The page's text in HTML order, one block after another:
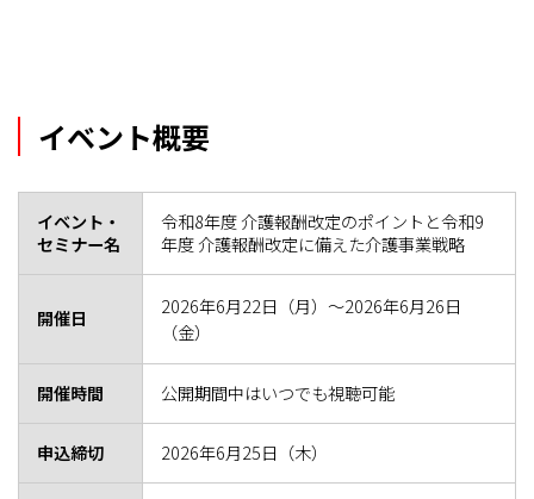
イベント概要
イベント・
セミナー名
令和8年度 介護報酬改定のポイントと令和9
年度 介護報酬改定に備えた介護事業戦略
開催日
2026年6月22日（月）～2026年6月26日
（金）
開催時間 公開期間中はいつでも視聴可能
申込締切 2026年6月25日（木）